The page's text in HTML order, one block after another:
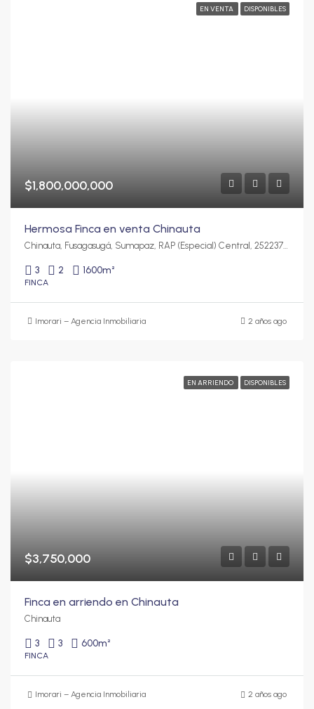
EN VENTA DISPONIBLES
$1,800,000,000
Hermosa Finca en venta Chinauta
3 2 1600m²
FINCA
Imorari – Agencia Inmobiliaria 2 años ago
EN ARRIENDO DISPONIBLES
$3,750,000
Finca en arriendo en Chinauta
Chinauta
3 3 600m²
FINCA
Imorari – Agencia Inmobiliaria 2 años ago